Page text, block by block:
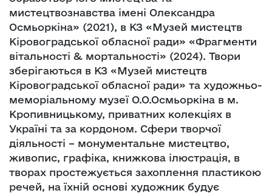
мистецтвознавства імені Олександра
Осмьоркіна» (2021), в КЗ «Музей мистецтв
Кіровоградської обласної ради» «Фрагменти
вітальності & мортальності» (2024). Твори
зберігаються в КЗ «Музей мистецтв
Кіровоградської обласної ради» та художньо-
меморіальному музеї О.О.Осмьоркіна в м.
Кропивницькому, приватних колекціях в
Україні та за кордоном. Сфери творчої
діяльності – монументальне мистецтво,
живопис, графіка, книжкова ілюстрація, в
творах простежується захоплення пластикою
речей, на їхній основі художник будує